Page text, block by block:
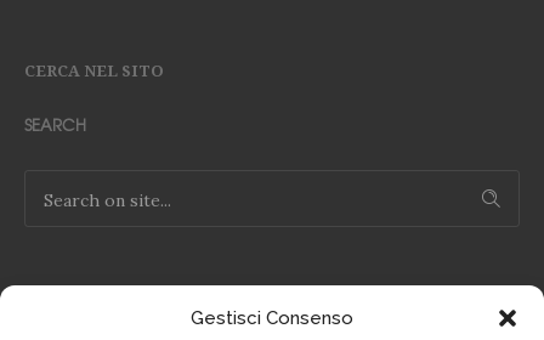
Gestisci Consenso
CERCA NEL SITO
SEARCH